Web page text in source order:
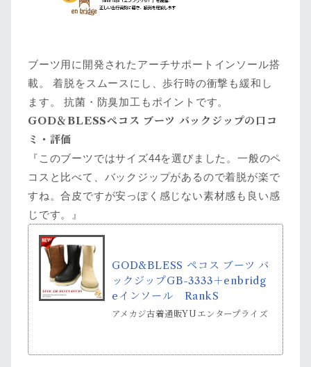
ブーツ用に開発されたアーチサポートインソール搭
載。 着脱をスムースにし、歩行時の衝撃も緩和し
ます。 抗菌・防臭加工もポイントです。
GOD＆BLESSペコス ブーツ バックジップの口コ
ミ・評価
『このブーツではサイズ44を選びました。一般のペ
コスと比べて、バックジップがあるので着脱が楽で
すね。合皮ですが安っぽく感じない素材感も良い感
じです。』
GOD&BLESS ペコス ブーツ バ
ックジップGB-3333＋enbridg
eインソール RankS
アメカジ古着通販YUエンタープライズ